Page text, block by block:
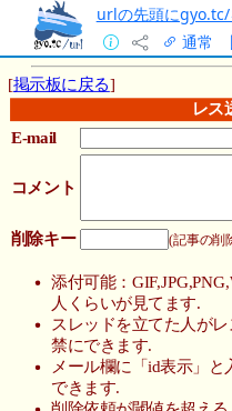
urlの先頭にgyo.tc/
通常